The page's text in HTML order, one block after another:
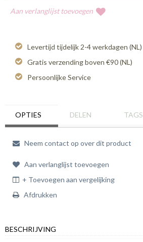
Aan verlanglijst toevoegen
Levertijd tijdelijk 2-4 werkdagen (NL)
Gratis verzending boven €90 (NL)
Persoonlijke Service
OPTIES DELEN TAGS
Neem contact op over dit product
Aan verlanglijst toevoegen
+ Toevoegen aan vergelijking
Afdrukken
BESCHRIJVING